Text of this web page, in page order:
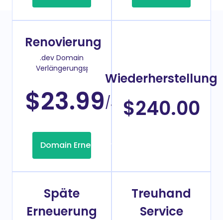
Renovierung
.dev Domain
Verlängerungspreis
$23.99/Jahr
Domain Erneuerung
Wiederherstellung
$240.00
Späte
Erneuerung
Treuhand
Service